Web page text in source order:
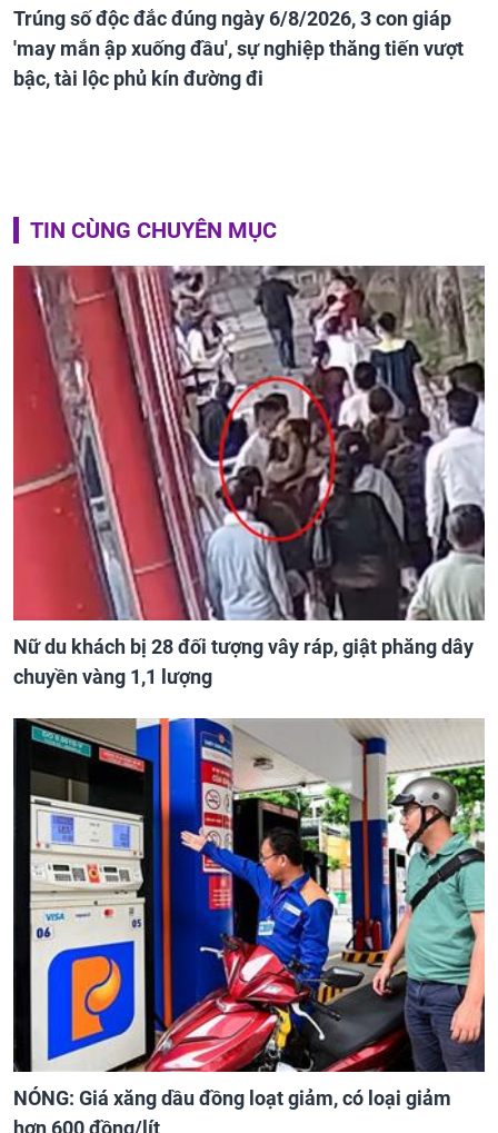
Trúng số độc đắc đúng ngày 6/8/2026, 3 con giáp
'may mắn ập xuống đầu', sự nghiệp thăng tiến vượt
bậc, tài lộc phủ kín đường đi
TIN CÙNG CHUYÊN MỤC
Nữ du khách bị 28 đối tượng vây ráp, giật phăng dây
chuyền vàng 1,1 lượng
NÓNG: Giá xăng dầu đồng loạt giảm, có loại giảm